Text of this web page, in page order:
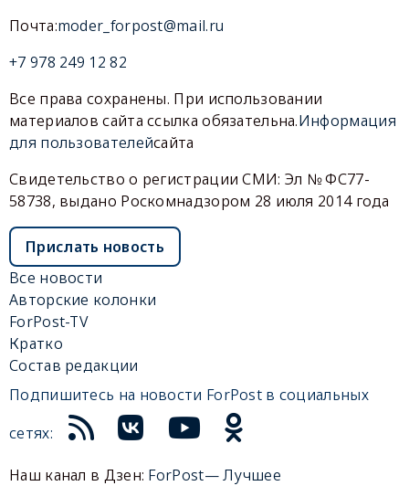
Почта:moder_forpost@mail.ru
+7 978 249 12 82
Все права сохранены. При использовании
материалов сайта ссылка обязательна.Информация
для пользователейсайта
Свидетельство о регистрации СМИ: Эл № ФС77-
58738, выдано Роскомнадзором 28 июля 2014 года
Прислать новость
Все новости
Авторские колонки
ForPost-TV
Кратко
Состав редакции
Подпишитесь на новости ForPost в социальных
сетях:
Наш канал в Дзен: ForPost— Лучшее